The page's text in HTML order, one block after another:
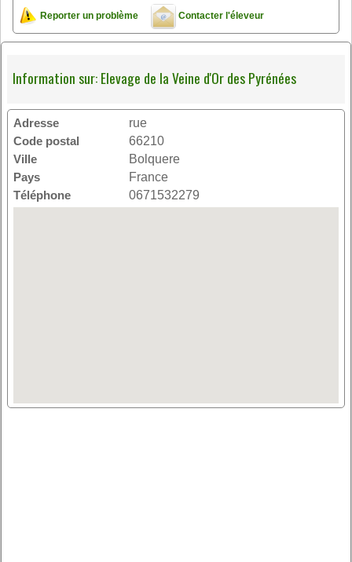
Reporter un problème Contacter l'éleveur
Information sur: Elevage de la Veine d'Or des Pyrénées
Adresse
rue
Code postal
66210
Ville
Bolquere
Pays
France
Téléphone
0671532279